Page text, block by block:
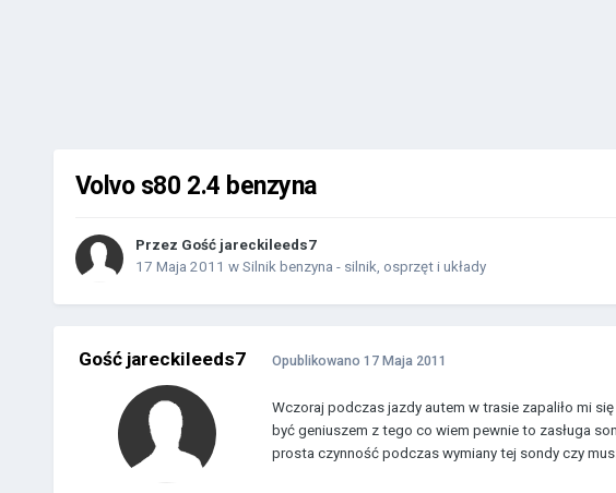
Volvo s80 2.4 benzyna
Przez Gość jareckileeds7
17 Maja 2011 w Silnik benzyna - silnik, osprzęt i układy
Gość jareckileeds7 Opublikowano 17 Maja 2011
Wczoraj podczas jazdy autem w trasie zapaliło mi się
być geniuszem z tego co wiem pewnie to zasługa
prosta czynność podczas wymiany tej sondy czy